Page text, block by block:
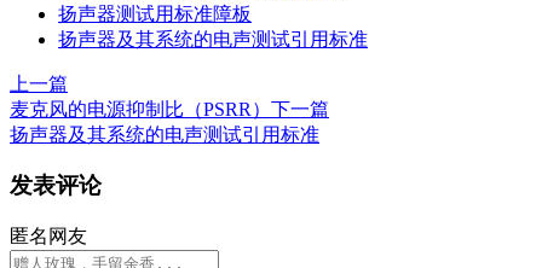
扬声器测试用标准障板
扬声器及其系统的电声测试引用标准
上一篇
麦克风的电源抑制比（PSRR） 下一篇
扬声器及其系统的电声测试引用标准
发表评论
匿名网友